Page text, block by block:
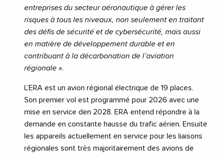
entreprises du secteur aéronautique à gérer les
risques à tous les niveaux, non seulement en traitant
des défis de sécurité et de cybersécurité, mais aussi
en matière de développement durable et en
contribuant à la décarbonation de l’aviation
régionale ».
L’ERA est un avion régional électrique de 19 places.
Son premier vol est programmé pour 2026 avec une
mise en service den 2028. ERA entend répondre à la
demande en constante hausse du trafic aérien. Ensuite
les appareils actuellement en service pour les liaisons
régionales sont très majoritairement des avions de